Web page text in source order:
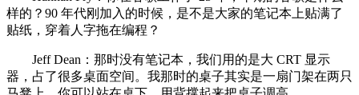
样的？90 年代刚加入的时候，是不是大家的笔记本上贴满了
贴纸，穿着人字拖在编程？
Jeff Dean：那时没有笔记本，我们用的是大 CRT 显示
器，占了很多桌面空间。我那时的桌子其实是一扇门架在两只